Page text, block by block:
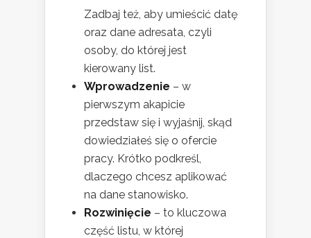
Zadbaj też, aby umieścić datę
oraz dane adresata, czyli
osoby, do której jest
kierowany list.
Wprowadzenie – w
pierwszym akapicie
przedstaw się i wyjaśnij, skąd
dowiedziałeś się o ofercie
pracy. Krótko podkreśl,
dlaczego chcesz aplikować
na dane stanowisko.
Rozwinięcie – to kluczowa
część listu, w której